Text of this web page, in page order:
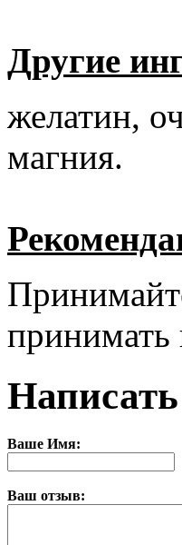
Другие
желатин,
магния.
принимать
Ваше Имя:
Ваш отзыв: